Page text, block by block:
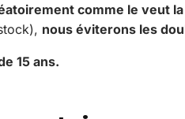
comme le veut
nous éviterons les
15 ans.